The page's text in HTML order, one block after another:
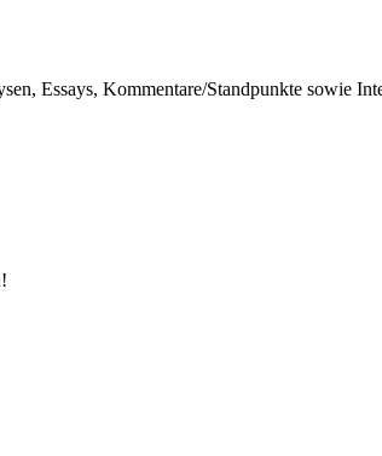
Essays, Kommentare/Standpunkte sowie